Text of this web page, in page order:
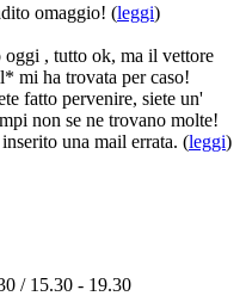
omaggio! (leggi)
, tutto ok, ma il vettore
mi ha trovata per caso!
fatto pervenire, siete un'
non se ne trovano molte!
una mail errata. (leggi)
/ 15.30 - 19.30